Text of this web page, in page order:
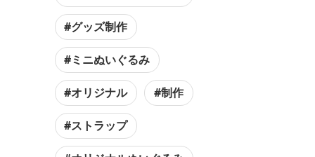
#グッズ制作
#ミニぬいぐるみ
#オリジナル #制作
#ストラップ